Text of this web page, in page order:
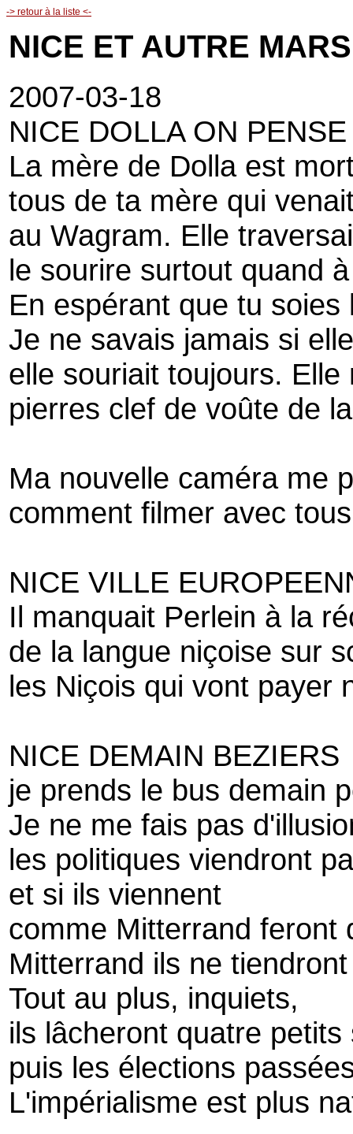
-> retour à la liste <-
NICE ET AUTRE
2007-03-18
NICE DOLLA ON PENSE
La mère de Dolla est
tous de ta mère qui
au Wagram. Elle
le sourire surtout quand
En espérant que tu soies
Je ne savais jamais si
elle souriait toujours.
pierres clef de voûte de
Ma nouvelle caméra me
comment filmer avec
NICE VILLE
Il manquait Perlein à la
de la langue niçoise sur
les Niçois qui vont payer
NICE DEMAIN BEZIERS
je prends le bus demain
Je ne me fais pas
les politiques viendront
et si ils viennent
comme Mitterrand feront
Mitterrand ils ne
Tout au plus, inquiets,
ils lâcheront quatre
puis les élections
L'impérialisme est plus